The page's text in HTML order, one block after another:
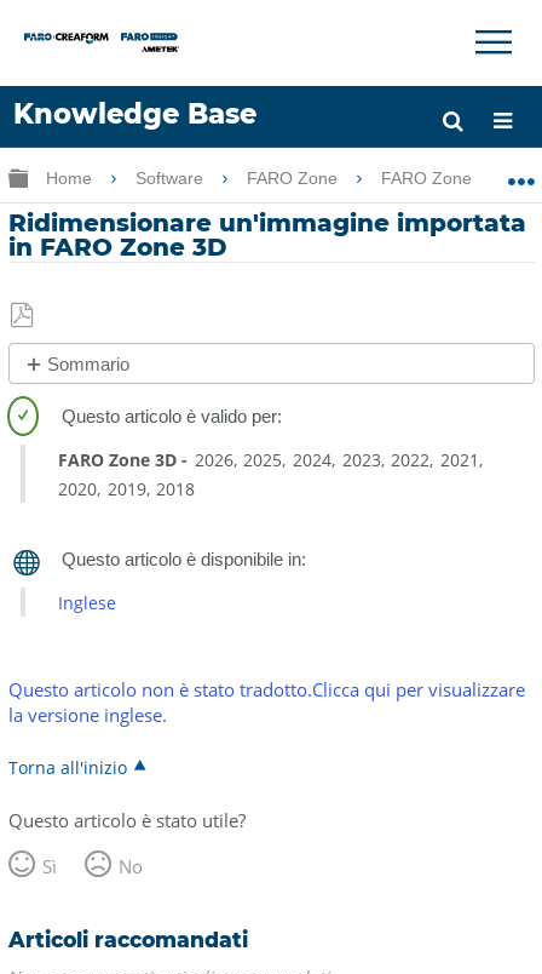
Knowledge Base
Lingua
Chiedere aiuto Accesso
×
Ingrandisci/riduci gerarchia globale
Home Software FARO Zone FARO Zone
Ridimensionare un'immagine importata
in FARO Zone 3D
Salva
come
PDF
Sommario
No
intestazioni
FARO Zone 3D 2026 2025 2024 2023 2022 2021
2020 2019 2018
Inglese
Questo articolo non è stato tradotto.Clicca qui per visualizzare
la versione inglese.
Torna all'inizio
Questo articolo è stato utile?
Sì
No
Articoli raccomandati